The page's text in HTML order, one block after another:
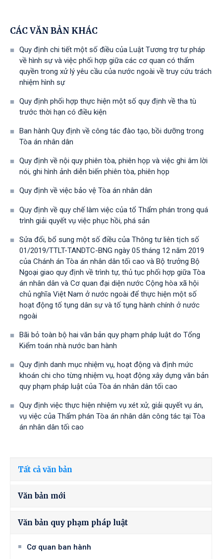
CÁC VĂN BẢN KHÁC
Quy định chi tiết một số điều của Luật Tương trợ tư pháp
về hình sự và việc phối hợp giữa các cơ quan có thẩm
quyền trong xử lý yêu cầu của nước ngoài về truy cứu trách
nhiệm hình sự
Quy định phối hợp thực hiện một số quy định về tha tù
trước thời hạn có điều kiện
Ban hành Quy định về công tác đào tạo, bồi dưỡng trong
Tòa án nhân dân
Quy định về nội quy phiên tòa, phiên họp và việc ghi âm lời
nói, ghi hình ảnh diễn biến phiên tòa, phiên họp
Quy định về việc bảo vệ Tòa án nhân dân
Quy định về quy chế làm việc của tổ Thẩm phán trong quá
trình giải quyết vụ việc phục hồi, phá sản
Sửa đổi, bổ sung một số điều của Thông tư liên tịch số
01/2019/TTLT-TANDTC-BNG ngày 05 tháng 12 năm 2019
của Chánh án Tòa án nhân dân tối cao và Bộ trưởng Bộ
Ngoại giao quy định về trình tự, thủ tục phối hợp giữa Tòa
án nhân dân và Cơ quan đại diện nước Cộng hòa xã hội
chủ nghĩa Việt Nam ở nước ngoài để thực hiện một số
hoạt động tố tụng dân sự và tố tụng hành chính ở nước
ngoài
Bãi bỏ toàn bộ hai văn bản quy phạm pháp luật do Tổng
Kiểm toán nhà nước ban hành
Quy định danh mục nhiệm vụ, hoạt động và định mức
khoán chi cho từng nhiệm vụ, hoạt động xây dựng văn bản
quy phạm pháp luật của Tòa án nhân dân tối cao
Quy định việc thực hiện nhiệm vụ xét xử, giải quyết vụ án,
vụ việc của Thẩm phán Tòa án nhân dân công tác tại Tòa
án nhân dân tối cao
Tất cả văn bản
Văn bản mới
Văn bản quy phạm pháp luật
Cơ quan ban hành